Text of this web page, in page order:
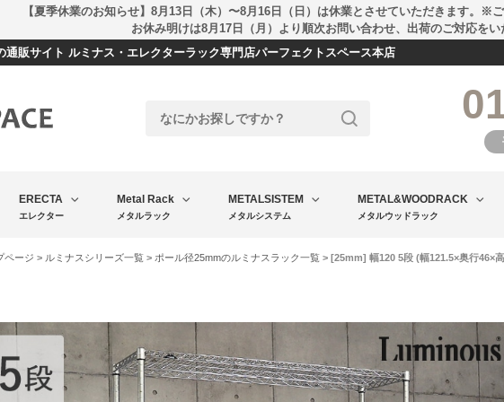
【夏季休業のお知らせ】8月13日（木）〜8月16日（日）は休業とさせていただきます。※
お休み明けは8月17日（月）より順次お問い合わせ、出荷のご対応をい
販サイト ルミナス・エレクターラック専門店パーフェクトスペース本店
ERECTA
エレクター
Metal Rack
メタルラック
METALSISTEM
メタルシステム
METAL&WOODRACK
メタルウッドラック
ページ > ルミナスシリーズ一覧> ポール径25mmのルミナスラック一覧> [25mm] 幅120 5段 (幅121.5×奥行46×